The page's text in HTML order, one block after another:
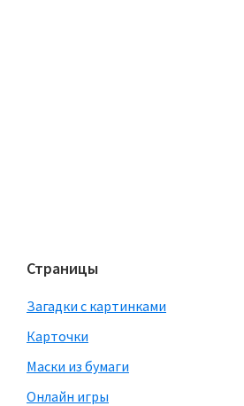
Страницы
Загадки с картинками
Карточки
Маски из бумаги
Онлайн игры